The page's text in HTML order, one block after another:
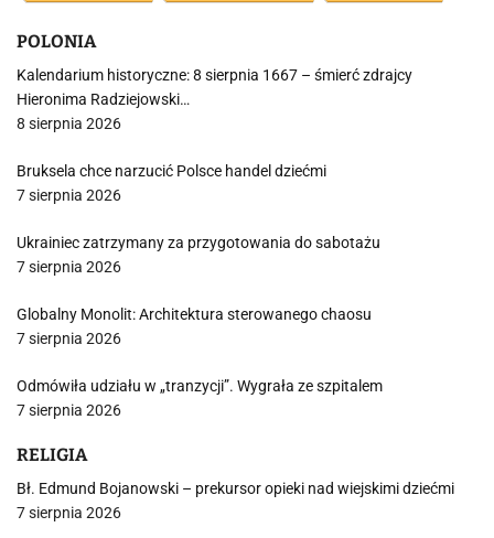
POLONIA
Kalendarium historyczne: 8 sierpnia 1667 – śmierć zdrajcy
Hieronima Radziejowski…
8 sierpnia 2026
Bruksela chce narzucić Polsce handel dziećmi
7 sierpnia 2026
Ukrainiec zatrzymany za przygotowania do sabotażu
7 sierpnia 2026
Globalny Monolit: Architektura sterowanego chaosu
7 sierpnia 2026
Odmówiła udziału w „tranzycji”. Wygrała ze szpitalem
7 sierpnia 2026
RELIGIA
Bł. Edmund Bojanowski – prekursor opieki nad wiejskimi dziećmi
7 sierpnia 2026